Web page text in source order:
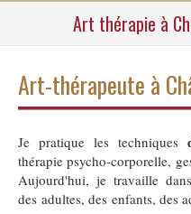
Art thérapie à
Art-thérapeute à
Je pratique les techniques
thérapie psycho-corporelle,
Aujourd'hui, je travaille
des adultes, des enfants, des